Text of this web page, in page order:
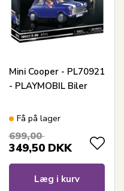
Mini Cooper - PL70921
- PLAYMOBIL Biler
Få på lager
699,00
349,50 DKK
Læg i kurv